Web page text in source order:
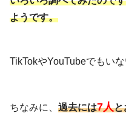
ようです。
TikTokやYouTubeでもい
ちなみに、 過去には7人と